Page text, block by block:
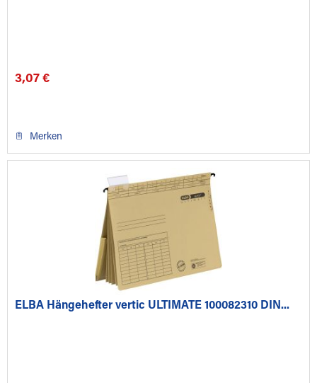
3,07 €
Merken
ELBA Hängehefter vertic ULTIMATE 100082310 DIN...